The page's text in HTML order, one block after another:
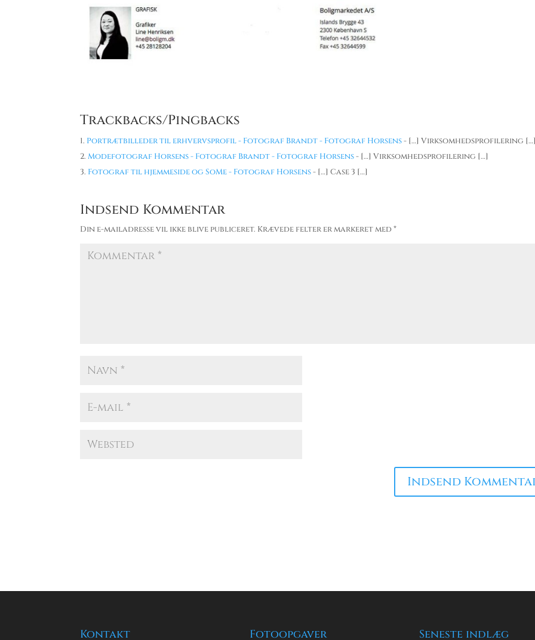
Trackbacks/Pingbacks
Portrætbilleder til erhvervsprofil - Fotograf Brandt - Fotograf Horsens- […] Virksomhedsprofilering
Modefotograf Horsens - Fotograf Brandt - Fotograf Horsens- […] Virksomhedsprofilering […]
Fotograf til hjemmeside og SoMe - Fotograf Horsens- […] Case 3 […]
Indsend Kommentar
Din e-mailadresse vil ikke blive publiceret. Krævede felter er markeret med*
Kontakt Fotoopgaver Seneste indlæg